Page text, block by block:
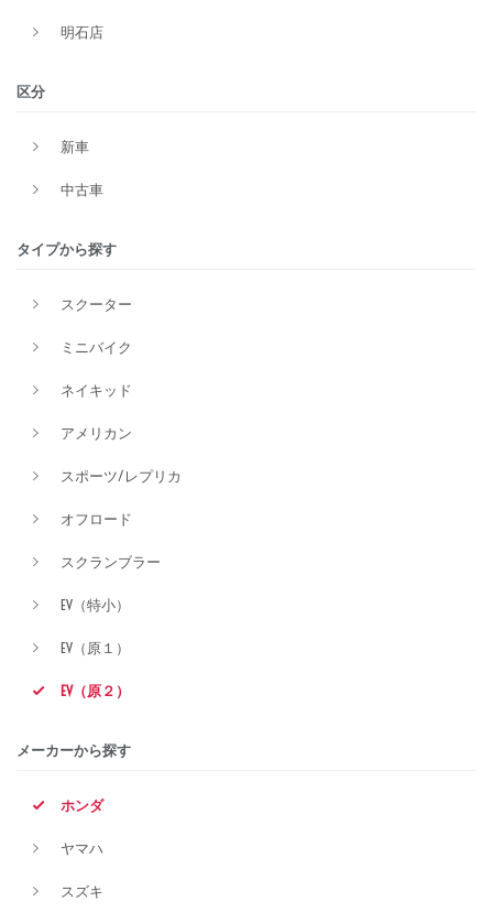
明石店
区分
新車
中古車
タイプから探す
スクーター
ミニバイク
ネイキッド
アメリカン
スポーツ/レプリカ
オフロード
スクランブラー
EV（特小）
EV（原１）
EV（原２）
メーカーから探す
ホンダ
ヤマハ
スズキ
排気量